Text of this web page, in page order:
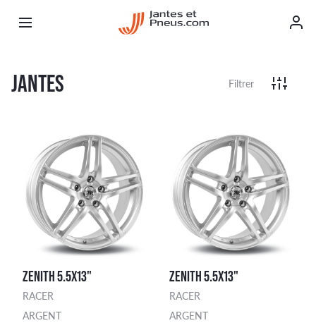
JANTES Filtrer
ZENITH 5.5X13"
RACER
ARGENT
ZENITH 5.5X13"
RACER
ARGENT